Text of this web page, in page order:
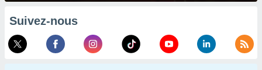
Suivez-nous